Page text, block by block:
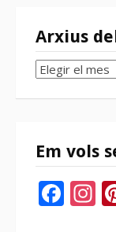
Arxius
Arxius
bloc
Em vols